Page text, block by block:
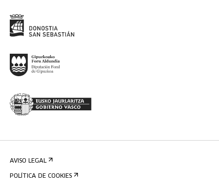
AVISO LEGAL
POLÍTICA DE COOKIES